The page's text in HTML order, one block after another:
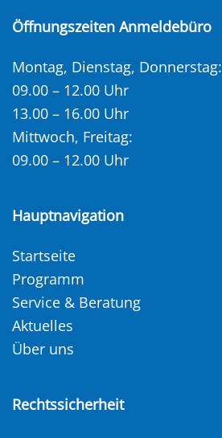
Öffnungszeiten Anmeldebüro
Montag, Dienstag, Donnerstag:
09.00 – 12.00 Uhr
13.00 – 16.00 Uhr
Mittwoch, Freitag:
09.00 – 12.00 Uhr
Hauptnavigation
Startseite
Programm
Service & Beratung
Aktuelles
Über uns
Rechtssicherheit